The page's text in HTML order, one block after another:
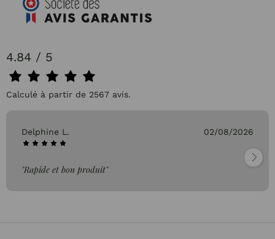
4.84 / 5
Calculé à partir de 2567 avis.
Delphine L. 02/08/2026
"Rapide et bon produit"